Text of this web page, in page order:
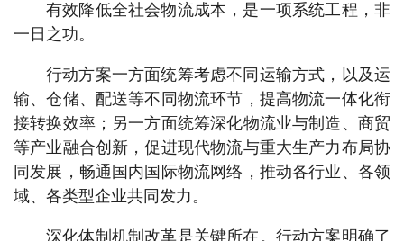
有效降低全社会物流成本，是一项系统工程，非
一日之功。
行动方案一方面统筹考虑不同运输方式，以及运
输、仓储、配送等不同物流环节，提高物流一体化衔
接转换效率；另一方面统筹深化物流业与制造、商贸
等产业融合创新，促进现代物流与重大生产力布局协
同发展，畅通国内国际物流网络，推动各行业、各领
域、各类型企业共同发力。
深化体制机制改革是关键所在。行动方案明确了